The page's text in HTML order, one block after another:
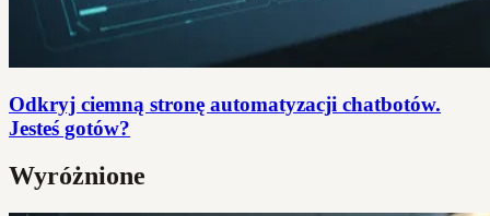
Odkryj ciemną stronę automatyzacji chatbotów.
Jesteś gotów?
Wyróżnione